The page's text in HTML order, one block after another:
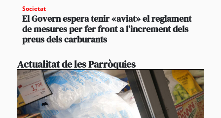
Societat
El Govern espera tenir «aviat» el reglament
de mesures per fer front a l’increment dels
preus dels carburants
Actualitat de les Parròquies